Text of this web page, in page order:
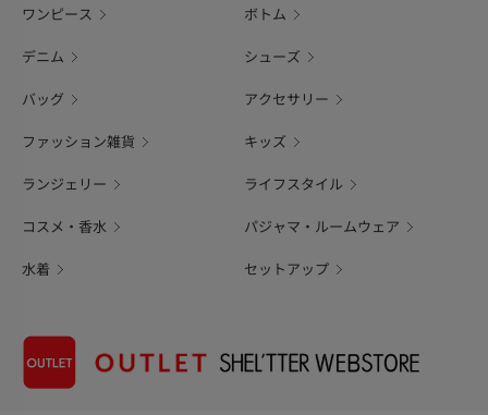
ワンピース ボトム
デニム シューズ
バッグ アクセサリー
ファッション雑貨 キッズ
ランジェリー ライフスタイル
コスメ・香水 パジャマ・ルームウェア
水着 セットアップ